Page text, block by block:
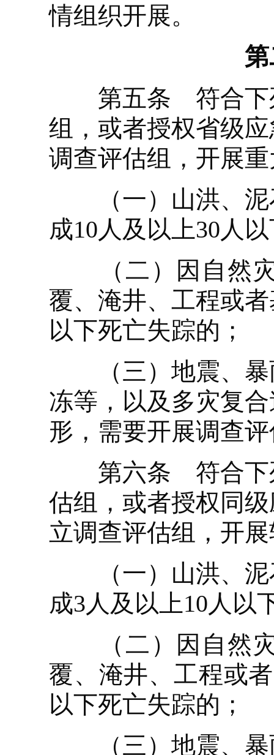
情组织开展。
第五条 符合下列
组，或者授权省级
调查评估组，开展
（一）山洪、泥
成10人及以上30人
（二）因自然灾
覆、淹井、工程或
以下死亡失踪的；
（三）地震、暴
冻等，以及多灾复
形，需要开展调查
第六条 符合下列
估组，或者授权同
立调查评估组，开
（一）山洪、泥
成3人及以上10人以
（二）因自然灾
覆、淹井、工程或
以下死亡失踪的；
（三）地震、暴